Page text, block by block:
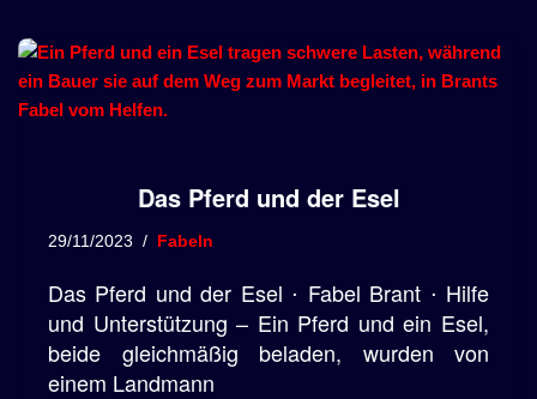
Das Pferd und der Esel
29/11/2023 Fabeln
Das Pferd und der Esel ⋅ Fabel Brant ⋅ Hilfe
und Unterstützung – Ein Pferd und ein Esel,
beide gleichmäßig beladen, wurden von
einem Landmann